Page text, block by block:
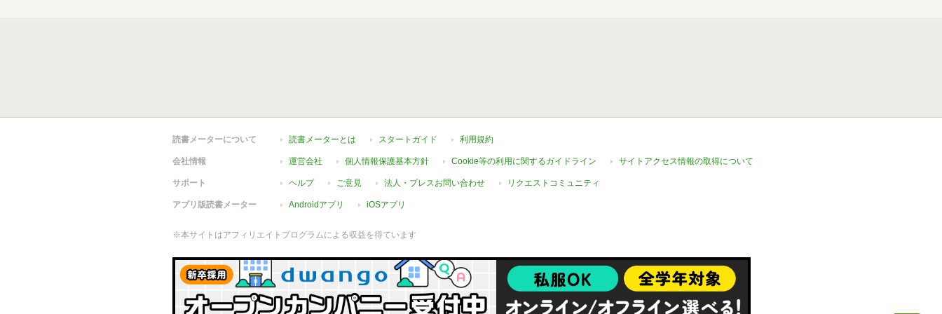
読書メーターについて 読書メーターとは スタートガイド 利用規約
会社情報 運営会社 個人情報保護基本方針 Cookie等の利用に関するガイドライン サイトアクセス情報の取得について
サポート ヘルプ ご意見 法人・プレスお問い合わせ リクエストコミュニティ
アプリ版読書メーター Androidアプリ iOSアプリ
※本サイトはアフィリエイトプログラムによる収益を得ています